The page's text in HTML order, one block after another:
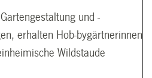
und -
erhalten Hob-bygärtnerinnen
Wildstaude